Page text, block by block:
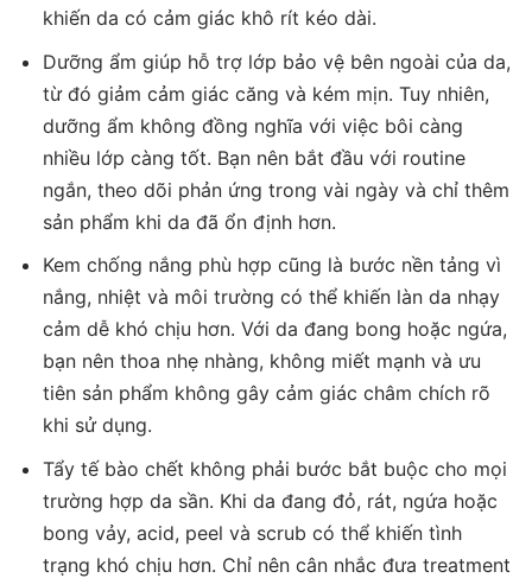
khiến da có cảm giác khô rít kéo dài.
Dưỡng ẩm giúp hỗ trợ lớp bảo vệ bên ngoài của da,
từ đó giảm cảm giác căng và kém mịn. Tuy nhiên,
dưỡng ẩm không đồng nghĩa với việc bôi càng
nhiều lớp càng tốt. Bạn nên bắt đầu với routine
ngắn, theo dõi phản ứng trong vài ngày và chỉ thêm
sản phẩm khi da đã ổn định hơn.
Kem chống nắng phù hợp cũng là bước nền tảng vì
nắng, nhiệt và môi trường có thể khiến làn da nhạy
cảm dễ khó chịu hơn. Với da đang bong hoặc ngứa,
bạn nên thoa nhẹ nhàng, không miết mạnh và ưu
tiên sản phẩm không gây cảm giác châm chích rõ
khi sử dụng.
Tẩy tế bào chết không phải bước bắt buộc cho mọi
trường hợp da sần. Khi da đang đỏ, rát, ngứa hoặc
bong vảy, acid, peel và scrub có thể khiến tình
trạng khó chịu hơn. Chỉ nên cân nhắc đưa treatment